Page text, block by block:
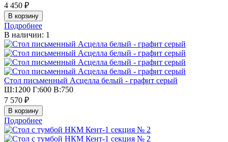
4 450 ₽
Подробнее
В наличии: 1
Стол письменный Асцелла белый - графит серый
Ш:1200 Г:600 В:750
7 570 ₽
Подробнее